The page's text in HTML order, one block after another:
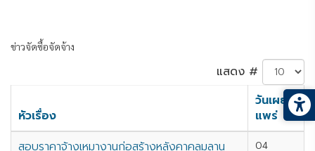
ข่าวจัดซื้อจัดจ้าง
แสดง #
หัวเรื่อง
วันเผย
แพร่
สอบราคาจ้างเหมางานก่อสร้างหลังคาคลุมลาน
04